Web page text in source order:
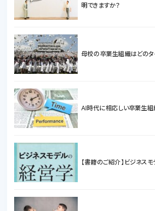
明できますか？
母校の卒業生組織はどのタ
AI時代に相応しい卒業生組
【書籍のご紹介】ビジネス